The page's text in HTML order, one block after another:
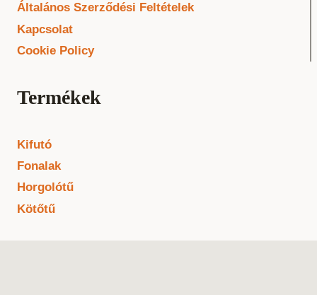
Általános Szerződési Feltételek
Kapcsolat
Cookie Policy
Termékek
Kifutó
Fonalak
Horgolótű
Kötőtű